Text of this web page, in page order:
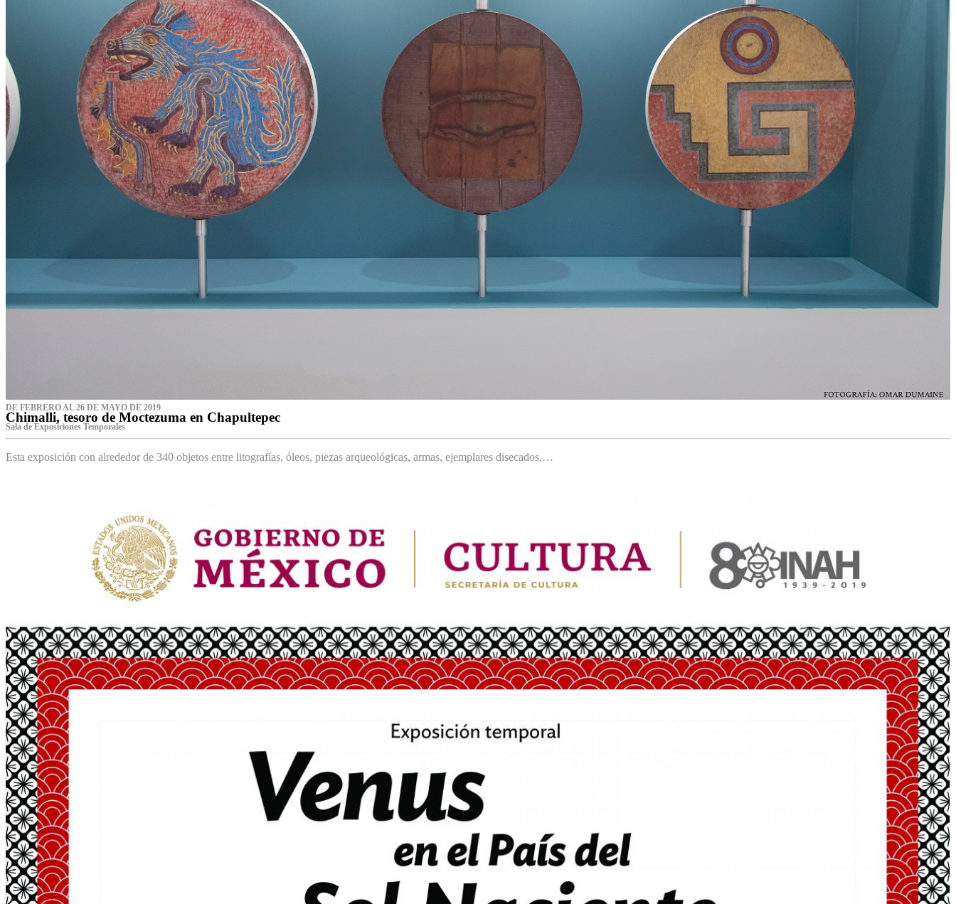
DE FEBRERO AL 26 DE MAYO DE 2019
Chimalli, tesoro de Moctezuma en Chapultepec
Sala de Exposiciones Temporales
Esta exposición con alrededor de 340 objetos entre litografías, óleos, piezas arqueológicas, armas, ejemplares disecados,…